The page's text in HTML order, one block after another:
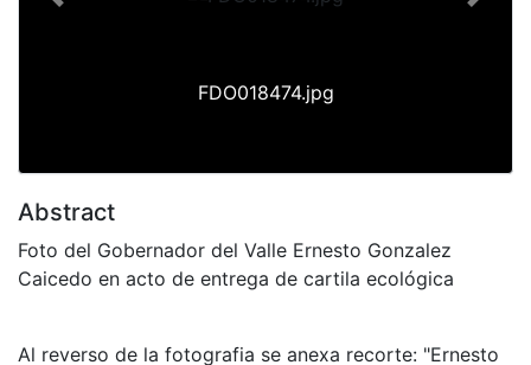
FDO018474.jpg
Previous Next
Abstract
Foto del Gobernador del Valle Ernesto Gonzalez
Caicedo en acto de entrega de cartila ecológica
Al reverso de la fotografia se anexa recorte: "Ernesto